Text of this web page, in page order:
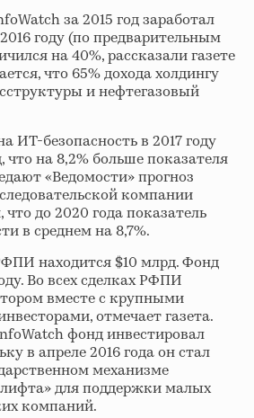
за 2015 год заработал
году (по предварительным
на 40%, рассказали газете
что 65% дохода холдингу
и нефтегазовый
ИТ-безопасность в 2017 году
что на 8,2% больше показателя
«Ведомости» прогноз
компании
до 2020 года показатель
в среднем на 8,7%.
находится $10 млрд. Фонд
Во всех сделках РФПИ
вместе с крупными
отмечает газета.
фонд инвестировал
в апреле 2016 года он стал
механизме
для поддержки малых
компаний.